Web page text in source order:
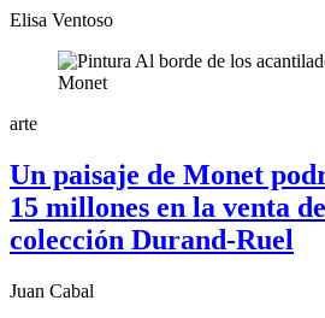
Elisa Ventoso
arte
Un paisaje de Monet
15 millones en la venta
colección Durand-Ruel
Juan Cabal